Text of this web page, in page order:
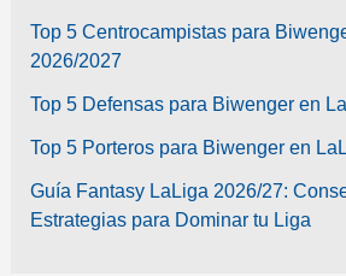
Top 5 Centrocampistas para
2026/2027
Top 5 Defensas para Biwenger en
Top 5 Porteros para Biwenger en
Guía Fantasy LaLiga 2026/27:
Estrategias para Dominar tu Liga